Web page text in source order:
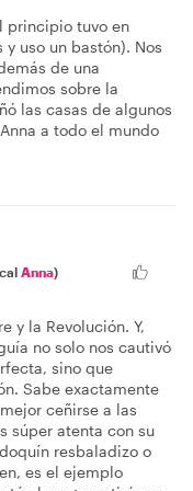
principio tuvo en
uso un bastón). Nos
de una
sobre la
las casas de algunos
a todo el mundo
Anna)
y la Revolución. Y,
no solo nos cautivó
sino que
Sabe exactamente
ceñirse a las
súper atenta con su
resbaladizo o
es el ejemplo